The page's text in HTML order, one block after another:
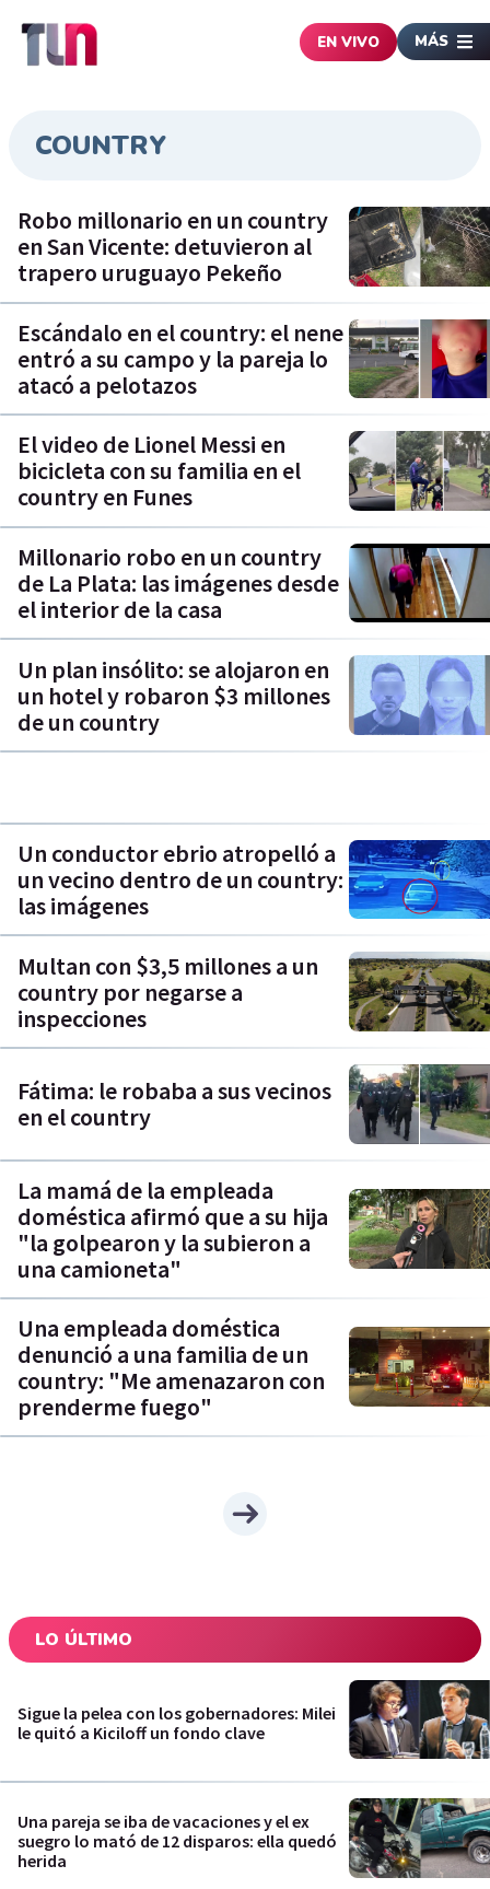
EN VIVO MÁS
COUNTRY
Robo millonario en un country
en San Vicente: detuvieron al
trapero uruguayo Pekeño
Escándalo en el country: el nene
entró a su campo y la pareja lo
atacó a pelotazos
El video de Lionel Messi en
bicicleta con su familia en el
country en Funes
Millonario robo en un country
de La Plata: las imágenes desde
el interior de la casa
Un plan insólito: se alojaron en
un hotel y robaron $3 millones
de un country
Un conductor ebrio atropelló a
un vecino dentro de un country:
las imágenes
Multan con $3,5 millones a un
country por negarse a
inspecciones
Fátima: le robaba a sus vecinos
en el country
La mamá de la empleada
doméstica afirmó que a su hija
"la golpearon y la subieron a
una camioneta"
Una empleada doméstica
denunció a una familia de un
country: "Me amenazaron con
prenderme fuego"
LO ÚLTIMO
Sigue la pelea con los gobernadores: Milei
le quitó a Kiciloff un fondo clave
Una pareja se iba de vacaciones y el ex
suegro lo mató de 12 disparos: ella quedó
herida